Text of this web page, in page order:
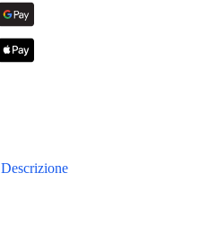
Descrizione